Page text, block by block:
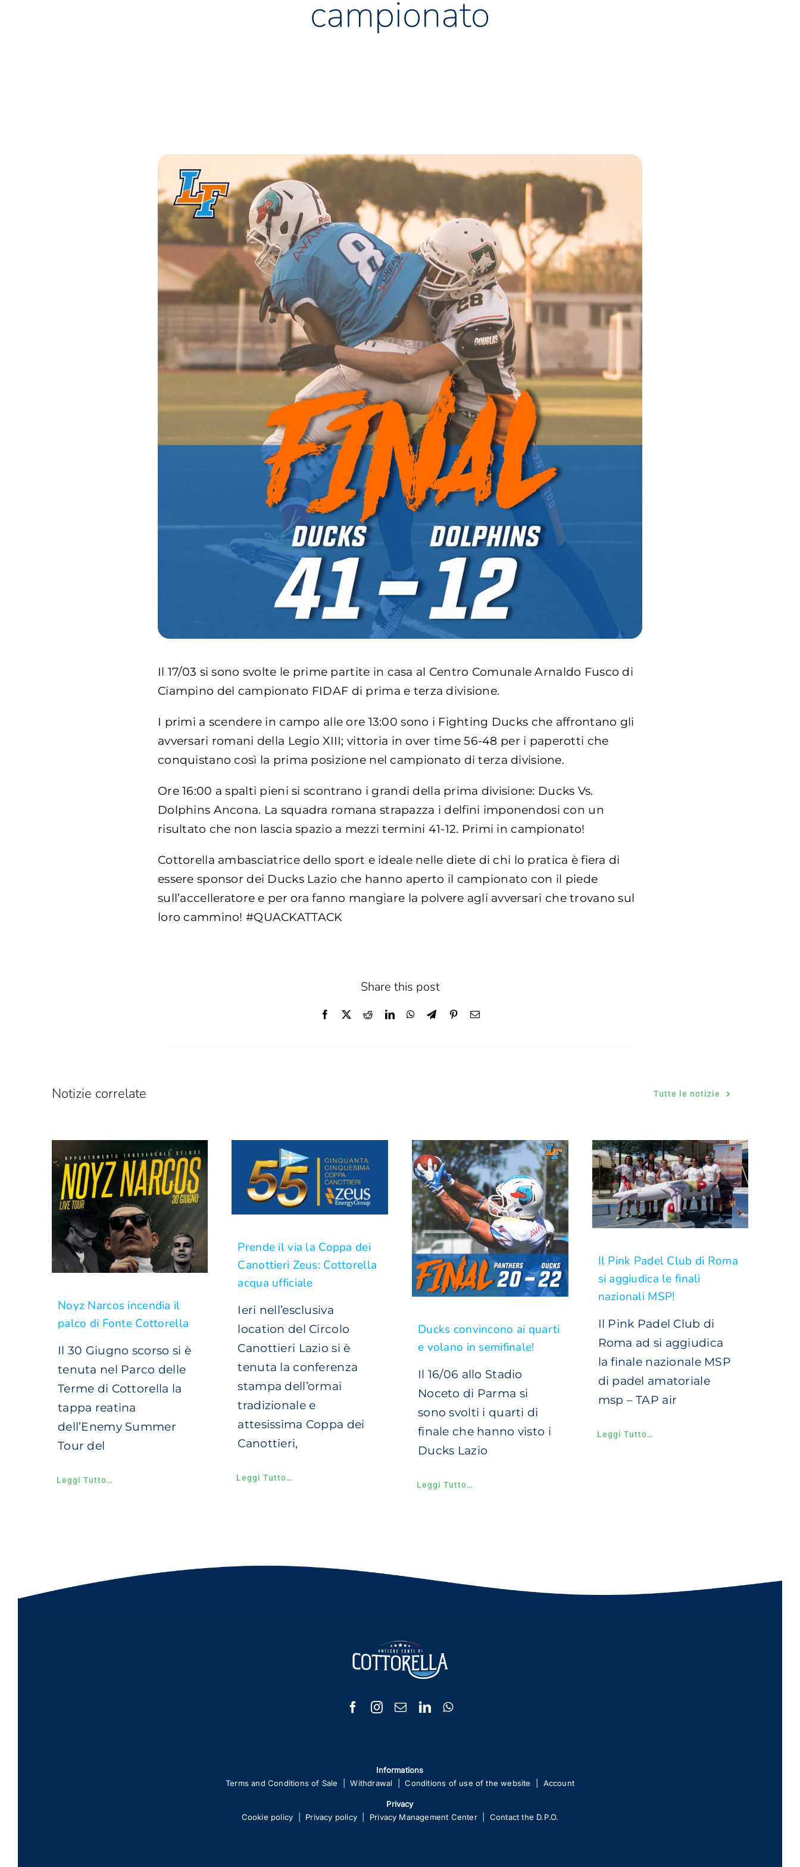
campionato
Il 17/03 si sono svolte le prime partite in casa al Centro Comunale Arnaldo Fusco di
Ciampino del campionato FIDAF di prima e terza divisione.
I primi a scendere in campo alle ore 13:00 sono i Fighting Ducks che affrontano gli
avversari romani della Legio XIII; vittoria in over time 56-48 per i paperotti che
conquistano così la prima posizione nel campionato di terza divisione.
Ore 16:00 a spalti pieni si scontrano i grandi della prima divisione: Ducks Vs.
Dolphins Ancona. La squadra romana strapazza i delfini imponendosi con un
risultato che non lascia spazio a mezzi termini 41-12. Primi in campionato!
Cottorella ambasciatrice dello sport e ideale nelle diete di chi lo pratica è fiera di
essere sponsor dei Ducks Lazio che hanno aperto il campionato con il piede
sull’accelleratore e per ora fanno mangiare la polvere agli avversari che trovano sul
loro cammino! #QUACKATTACK
Share this post
Notizie correlate Tutte le notizie
Noyz Narcos incendia il
palco di Fonte Cottorella
Il 30 Giugno scorso si è
tenuta nel Parco delle
Terme di Cottorella la
tappa reatina
dell’Enemy Summer
Tour del
Leggi Tutto…
Prende il via la Coppa dei
Canottieri Zeus: Cottorella
acqua ufficiale
Ieri nell’esclusiva
location del Circolo
Canottieri Lazio si è
tenuta la conferenza
stampa dell’ormai
tradizionale e
attesissima Coppa dei
Canottieri,
Leggi Tutto…
Ducks convincono ai quarti
e volano in semifinale!
Il 16/06 allo Stadio
Noceto di Parma si
sono svolti i quarti di
finale che hanno visto i
Ducks Lazio
Leggi Tutto…
Il Pink Padel Club di Roma
si aggiudica le finali
nazionali MSP!
Il Pink Padel Club di
Roma ad si aggiudica
la finale nazionale MSP
di padel amatoriale
msp – TAP air
Leggi Tutto…
Informations
Terms and Conditions of Sale |Withdrawal |Conditions of use of the website Account
Privacy
Cookie policy
Privacy policy| Privacy Management Center| Contact the D.P.O.